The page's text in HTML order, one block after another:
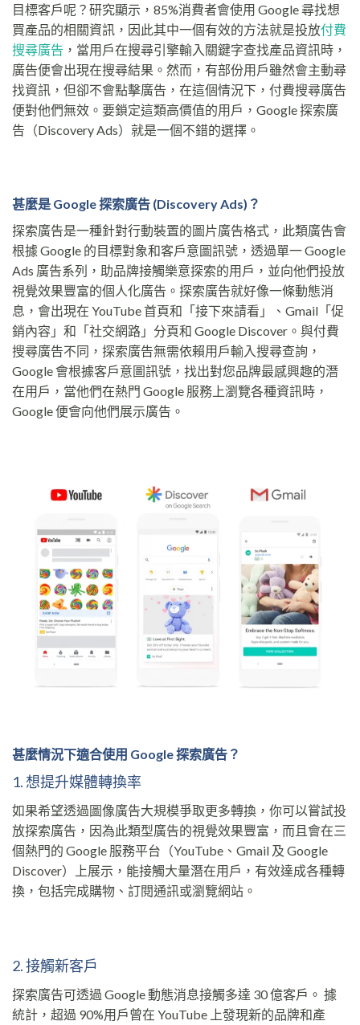
目標客戶呢？研究顯示，85%消費者會使用 Google 尋找想
買產品的相關資訊，因此其中一個有效的方法就是投放付費
搜尋廣告 ，當用戶在搜尋引擎輸入關鍵字查找產品資訊時，
廣告便會出現在搜尋結果。然而，有部份用戶雖然會主動尋
找資訊，但卻不會點擊廣告，在這個情況下，付費搜尋廣告
便對他們無效。要鎖定這類高價值的用戶，Google 探索廣
告（Discovery Ads）就是一個不錯的選擇。
甚麼是 Google 探索廣告 (Discovery Ads)？
探索廣告是一種針對行動裝置的圖片廣告格式，此類廣告會
根據 Google 的目標對象和客戶意圖訊號，透過單一 Google
Ads 廣告系列，助品牌接觸樂意探索的用戶，並向他們投放
視覺效果豐富的個人化廣告。探索廣告就好像一條動態消
息，會出現在 YouTube 首頁和「接下來請看」、Gmail「促
銷內容」和「社交網路」分頁和 Google Discover。與付費
搜尋廣告不同，探索廣告無需依賴用戶輸入搜尋查詢，
Google 會根據客戶意圖訊號，找出對您品牌最感興趣的潛
在用戶，當他們在熱門 Google 服務上瀏覽各種資訊時，
Google 便會向他們展示廣告。
甚麼情況下適合使用 Google 探索廣告？
1. 想提升媒體轉換率
如果希望透過圖像廣告大規模爭取更多轉換，你可以嘗試投
放探索廣告，因為此類型廣告的視覺效果豐富，而且會在三
個熱門的 Google 服務平台（YouTube、Gmail 及 Google
Discover）上展示，能接觸大量潛在用戶，有效達成各種轉
換，包括完成購物、訂閱通訊或瀏覽網站。
2. 接觸新客戶
探索廣告可透過 Google 動態消息接觸多達 30 億客戶。 據
統計，超過 90%用戶曾在 YouTube 上發現新的品牌和產